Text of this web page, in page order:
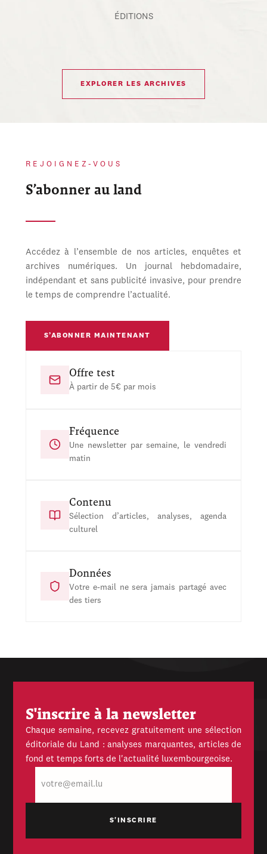
ÉDITIONS
EXPLORER LES ARCHIVES
REJOIGNEZ-VOUS
S’abonner au land
Accédez à l’ensemble de nos articles, enquêtes et
archives numériques. Un journal hebdomadaire,
indépendant et sans publicité invasive, pour prendre
le temps de comprendre l’actualité.
S’ABONNER MAINTENANT
Offre test
À partir de 5€ par mois
Fréquence
Une newsletter par semaine, le vendredi
matin
Contenu
Sélection d’articles, analyses, agenda
culturel
Données
Votre e-mail ne sera jamais partagé avec
des tiers
S'inscrire à la newsletter
Chaque semaine, recevez gratuitement une sélection
éditoriale du Land : analyses marquantes, articles de
fond et temps forts de l'actualité luxembourgeoise.
mail